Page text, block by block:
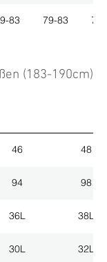
83 79-83 79-
(183-190cm)
46 48
94 98
36L 38L
30L 32L